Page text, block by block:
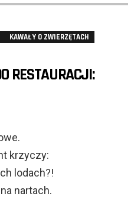
KAWAŁY O ZWIERZĘTACH
RESTAURACJI:
krzyczy:
lodach?!
nartach.